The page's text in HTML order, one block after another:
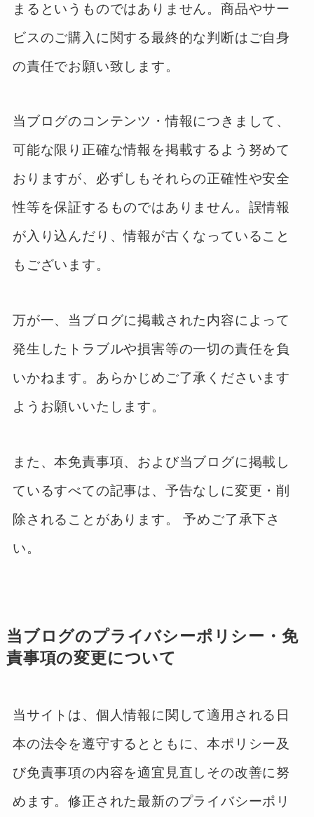
まるというものではありません。商品やサー
ビスのご購入に関する最終的な判断はご自身
の責任でお願い致します。
当ブログのコンテンツ・情報につきまして、
可能な限り正確な情報を掲載するよう努めて
おりますが、必ずしもそれらの正確性や安全
性等を保証するものではありません。誤情報
が入り込んだり、情報が古くなっていること
もございます。
万が一、当ブログに掲載された内容によって
発生したトラブルや損害等の一切の責任を負
いかねます。あらかじめご了承くださいます
ようお願いいたします。
また、本免責事項、および当ブログに掲載し
ているすべての記事は、予告なしに変更・削
除されることがあります。 予めご了承下さ
い。
当ブログのプライバシーポリシー・免
責事項の変更について
当サイトは、個人情報に関して適用される日
本の法令を遵守するとともに、本ポリシー及
び免責事項の内容を適宜見直しその改善に努
めます。修正された最新のプライバシーポリ